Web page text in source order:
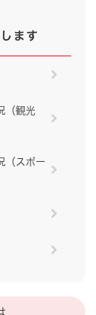
ます
（観光
（スポー